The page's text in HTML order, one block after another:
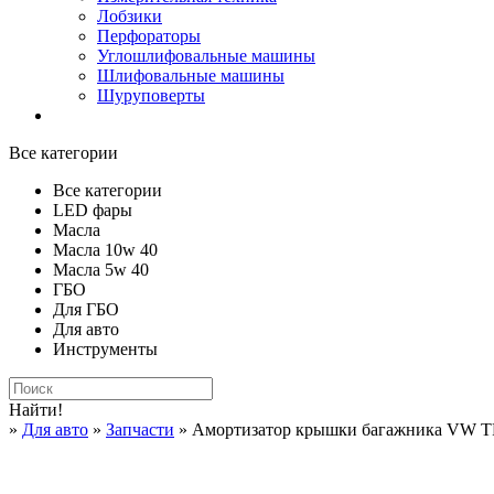
Лобзики
Перфораторы
Углошлифовальные машины
Шлифовальные машины
Шуруповерты
Все категории
Все категории
LED фары
Масла
Масла 10w 40
Масла 5w 40
ГБО
Для ГБО
Для авто
Инструменты
Найти!
» Для авто » Запчасти » Амортизатор крышки багажника VW